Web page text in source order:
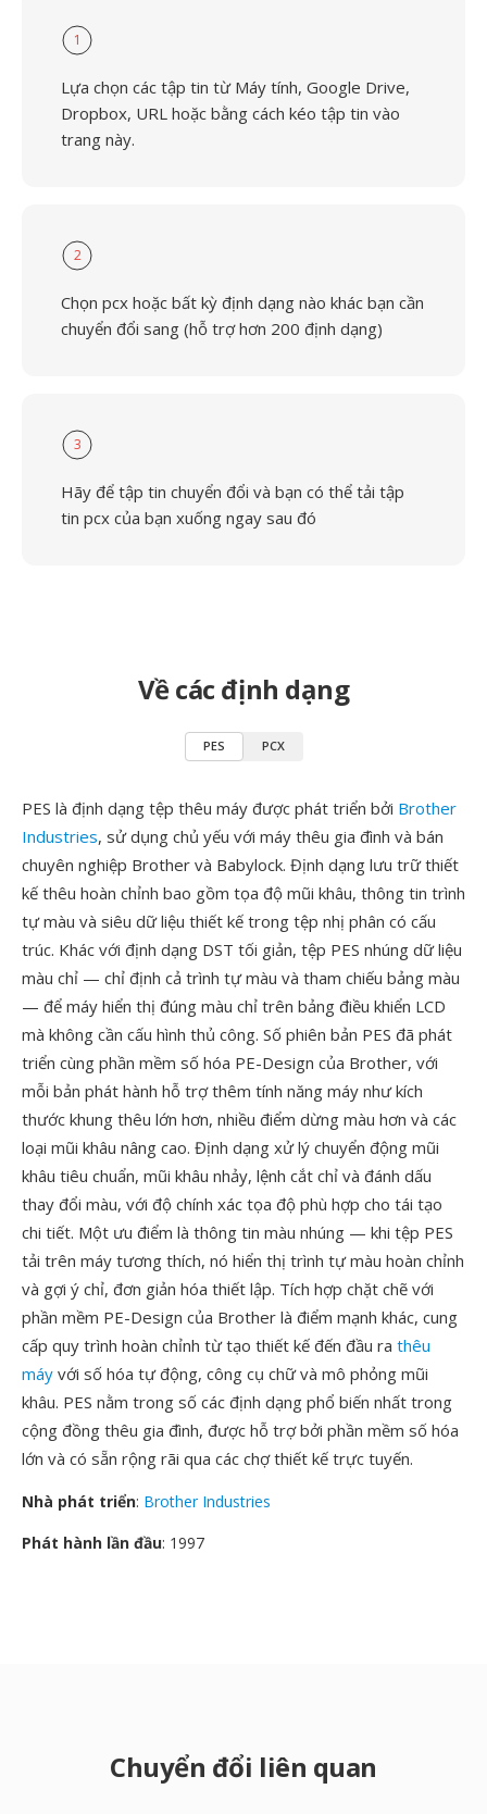
1
Lựa chọn các tập tin từ Máy tính, Google Drive,
Dropbox, URL hoặc bằng cách kéo tập tin vào
trang này.
2
Chọn pcx hoặc bất kỳ định dạng nào khác bạn cần
chuyển đổi sang (hỗ trợ hơn 200 định dạng)
3
Hãy để tập tin chuyển đổi và bạn có thể tải tập
tin pcx của bạn xuống ngay sau đó
Về các định dạng
PES PCX
PES là định dạng tệp thêu máy được phát triển bởi Brother
Industries, sử dụng chủ yếu với máy thêu gia đình và bán
chuyên nghiệp Brother và Babylock. Định dạng lưu trữ thiết
kế thêu hoàn chỉnh bao gồm tọa độ mũi khâu, thông tin trình
tự màu và siêu dữ liệu thiết kế trong tệp nhị phân có cấu
trúc. Khác với định dạng DST tối giản, tệp PES nhúng dữ liệu
màu chỉ — chỉ định cả trình tự màu và tham chiếu bảng màu
— để máy hiển thị đúng màu chỉ trên bảng điều khiển LCD
mà không cần cấu hình thủ công. Số phiên bản PES đã phát
triển cùng phần mềm số hóa PE-Design của Brother, với
mỗi bản phát hành hỗ trợ thêm tính năng máy như kích
thước khung thêu lớn hơn, nhiều điểm dừng màu hơn và các
loại mũi khâu nâng cao. Định dạng xử lý chuyển động mũi
khâu tiêu chuẩn, mũi khâu nhảy, lệnh cắt chỉ và đánh dấu
thay đổi màu, với độ chính xác tọa độ phù hợp cho tái tạo
chi tiết. Một ưu điểm là thông tin màu nhúng — khi tệp PES
tải trên máy tương thích, nó hiển thị trình tự màu hoàn chỉnh
và gợi ý chỉ, đơn giản hóa thiết lập. Tích hợp chặt chẽ với
phần mềm PE-Design của Brother là điểm mạnh khác, cung
cấp quy trình hoàn chỉnh từ tạo thiết kế đến đầu ra thêu
máy với số hóa tự động, công cụ chữ và mô phỏng mũi
khâu. PES nằm trong số các định dạng phổ biến nhất trong
cộng đồng thêu gia đình, được hỗ trợ bởi phần mềm số hóa
lớn và có sẵn rộng rãi qua các chợ thiết kế trực tuyến.
Nhà phát triển: Brother Industries
Phát hành lần đầu: 1997
Chuyển đổi liên quan